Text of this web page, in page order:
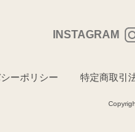
INSTAGRAM
ーポリシー 特定商取引